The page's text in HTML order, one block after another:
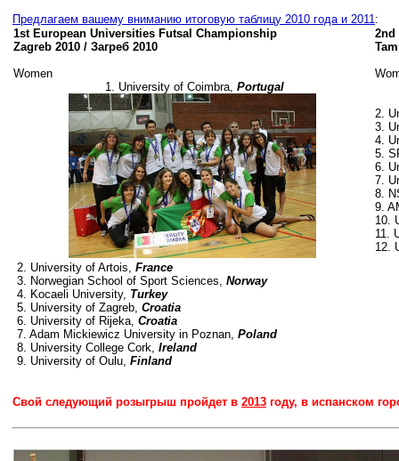
Предлагаем вашему вниманию итоговую таблицу 2010 года и 2011 :
1st European Universities Futsal Championship
Zagreb 2010 / Загреб 2010
Women
1. University of Coimbra, Portugal
2. University of Artois, France
3. Norwegian School of Sport Sciences, Norway
4. Kocaeli University, Turkey
5. University of Zagreb, Croatia
6. University of Rijeka, Croatia
7. Adam Mickiewicz University in Poznan, Poland
8. University College Cork, Ireland
9. University of Oulu, Finland
2nd
2.
3.
4.
5.
6.
7.
8.
9.
10.
11.
12.
Свой следующий розыгрыш пройдет в 2013 году, в испанском